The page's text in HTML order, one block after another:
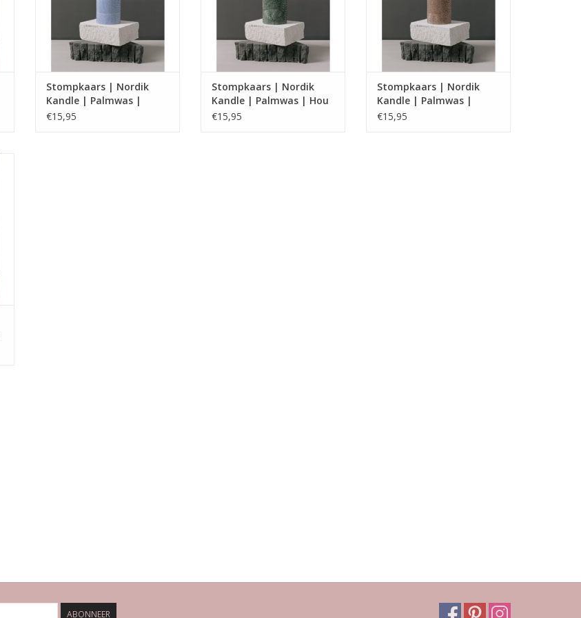
Stompkaars | Nordik
Kandle | Palmwas |
Skagen
€15,95
Stompkaars | Nordik
Kandle | Palmwas | Hou
€15,95
Stompkaars | Nordik
Kandle | Palmwas |
Sonderho
€15,95
ABONNEER